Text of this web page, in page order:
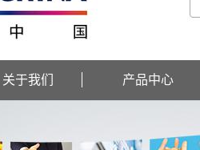
关于我们 产品中心